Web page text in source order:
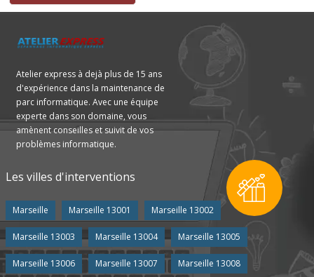
Atelier express à dejà plus de 15 ans
d'expérience dans la maintenance de
parc informatique. Avec une équipe
experte dans son domaine, vous
amènent conseilles et suivit de vos
problèmes informatique.
Les villes d'interventions
Marseille Marseille 13001 Marseille 13002
Marseille 13003 Marseille 13004 Marseille 13005
Marseille 13006 Marseille 13007 Marseille 13008